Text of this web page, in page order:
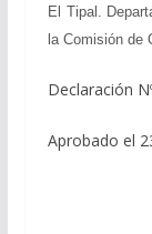
El Tipal.
la Comisión de
Declaración
Aprobado el